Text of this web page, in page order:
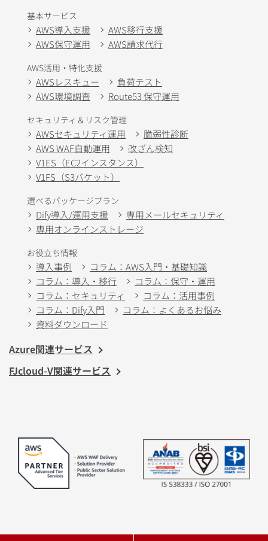
基本サービス
AWS導入支援
AWS移行支援
AWS保守運用
AWS請求代行
AWS活用・特化支援
AWSレスキュー
負荷テスト
AWS環境調査
Route53 保守運用
セキュリティ＆リスク管理
AWSセキュリティ運用
脆弱性診断
AWS WAF自動運用
改ざん検知
V1ES（EC2インスタンス）
V1FS（S3バケット）
選べるパッケージプラン
Dify導入/運用支援
専用メールセキュリティ
専用オンラインストレージ
お役立ち情報
導入事例
コラム：AWS入門・基礎知識
コラム：導入・移行
コラム：保守・運用
コラム：セキュリティ
コラム：活用事例
コラム：Dify入門
コラム：よくあるお悩み
資料ダウンロード
Azure関連サービス
FJcloud-V関連サービス